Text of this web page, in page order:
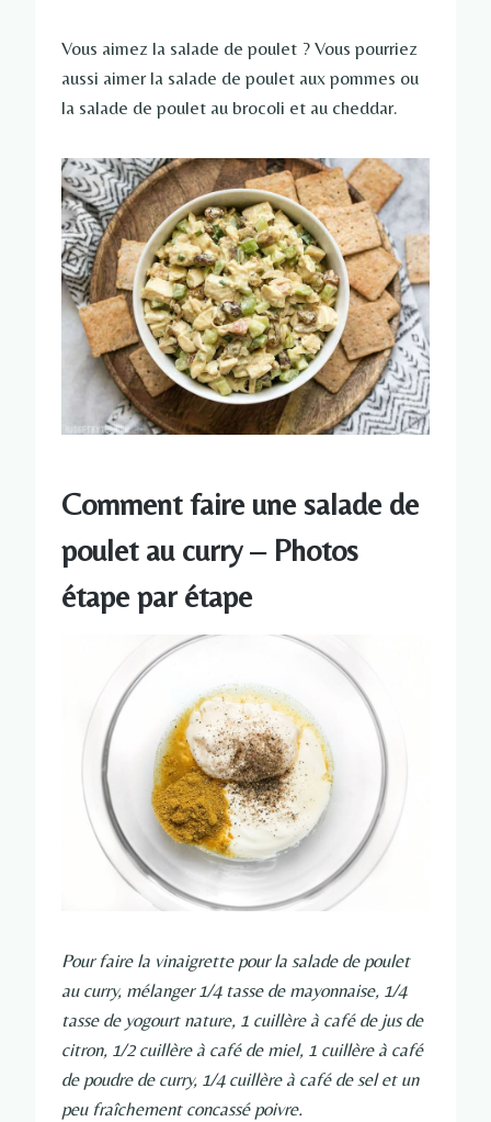
Vous aimez la salade de poulet ? Vous pourriez
aussi aimer la salade de poulet aux pommes ou
la salade de poulet au brocoli et au cheddar.
Comment faire une salade de
poulet au curry – Photos
étape par étape
Pour faire la vinaigrette pour la salade de poulet
au curry, mélanger 1/4 tasse de mayonnaise, 1/4
tasse de yogourt nature, 1 cuillère à café de jus de
citron, 1/2 cuillère à café de miel, 1 cuillère à café
de poudre de curry, 1/4 cuillère à café de sel et un
peu fraîchement concassé poivre.